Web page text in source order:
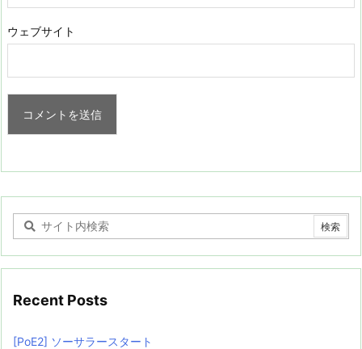
ウェブサイト
Recent Posts
[PoE2] ソーサラースタート